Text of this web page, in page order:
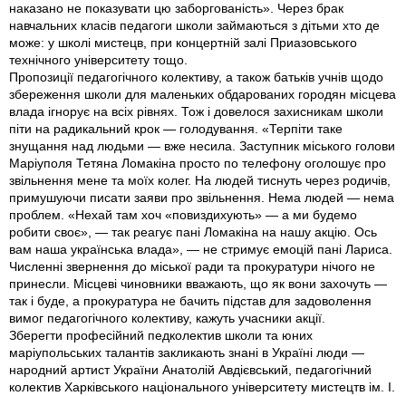
наказано не показувати цю заборгованість». Через брак
навчальних класів педагоги школи займаються з дітьми хто де
може: у школі мистецв, при концертній залі Приазовського
технічного університету тощо.
Пропозиції педагогічного колективу, а також батьків учнів щодо
збереження школи для маленьких обдарованих городян місцева
влада ігнорує на всіх рівнях. Тож і довелося захисникам школи
піти на радикальний крок — голодування. «Терпіти таке
знущання над людьми — вже несила. Заступник міського голови
Маріуполя Тетяна Ломакіна просто по телефону оголошує про
звільнення мене та моїх колег. На людей тиснуть через родичів,
примушуючи писати заяви про звільнення. Нема людей — нема
проблем. «Нехай там хоч «повиздихують» — а ми будемо
робити своє», — так реагує пані Ломакіна на нашу акцію. Ось
вам наша українська влада», — не стримує емоцій пані Лариса.
Численні звернення до міської ради та прокуратури нічого не
принесли. Місцеві чиновники вважають, що як вони захочуть —
так і буде, а прокуратура не бачить підстав для задоволення
вимог педагогічного колективу, кажуть учасники акції.
Зберегти професійний педколектив школи та юних
маріупольських талантів закликають знані в Україні люди —
народний артист України Анатолій Авдієвський, педагогічний
колектив Харківського національного університету мистецтв ім. І.